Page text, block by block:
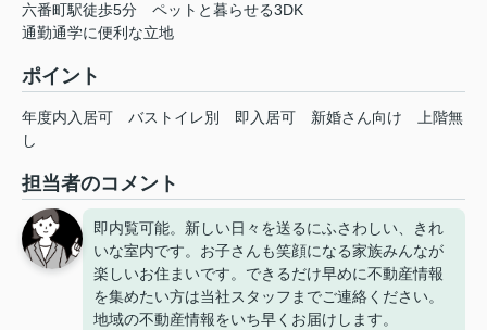
六番町駅徒歩5分 ペットと暮らせる3DK
通勤通学に便利な立地
ポイント
年度内入居可 バストイレ別 即入居可 新婚さん向け
上階無
し
担当者のコメント
即内覧可能。新しい日々を送るにふさわしい、きれ
いな室内です。お子さんも笑顔になる家族みんなが
楽しいお住まいです。できるだけ早めに不動産情報
を集めたい方は当社スタッフまでご連絡ください。
地域の不動産情報をいち早くお届けします。